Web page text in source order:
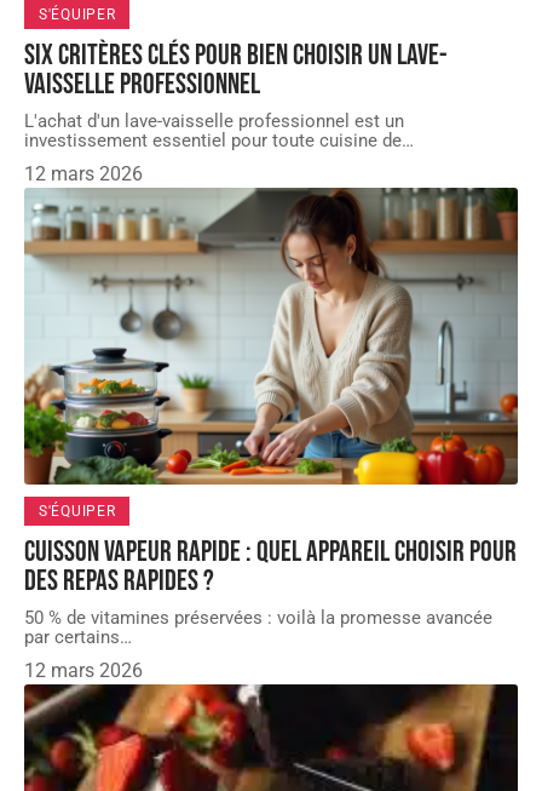
S'ÉQUIPER
Six critères clés pour bien choisir un lave-
vaisselle professionnel
L'achat d'un lave-vaisselle professionnel est un
investissement essentiel pour toute cuisine de…
12 mars 2026
S'ÉQUIPER
Cuisson vapeur rapide : quel appareil choisir pour
des repas rapides ?
50 % de vitamines préservées : voilà la promesse avancée
par certains…
12 mars 2026